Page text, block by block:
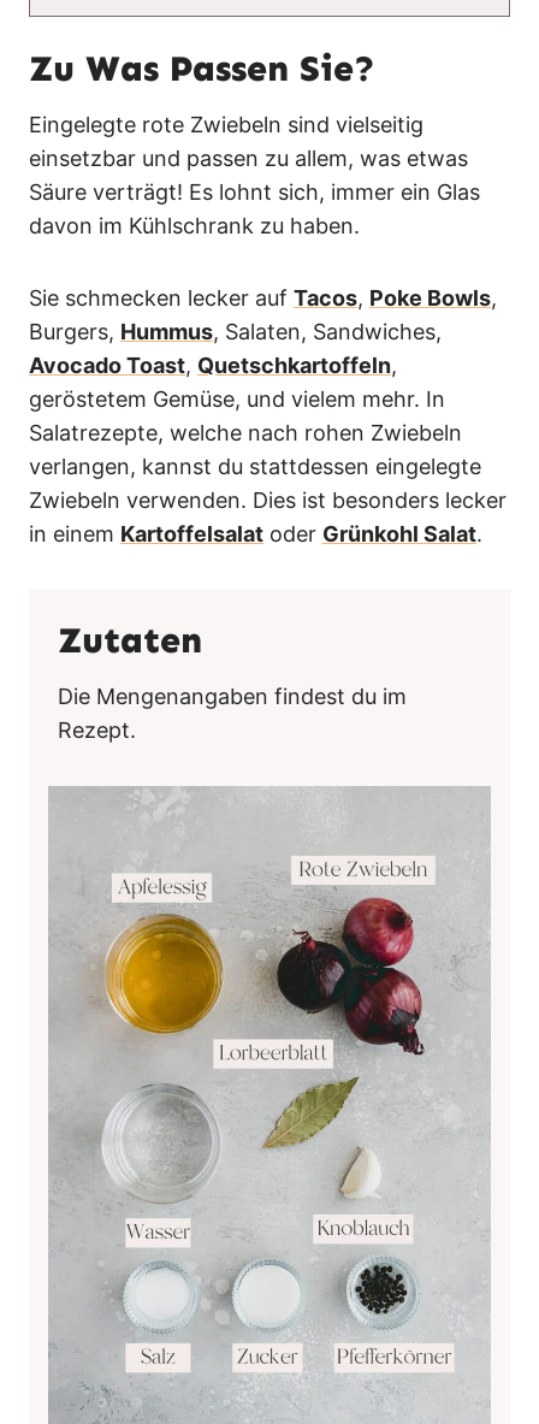
Zu Was Passen Sie?
Eingelegte rote Zwiebeln sind vielseitig
einsetzbar und passen zu allem, was etwas
Säure verträgt! Es lohnt sich, immer ein Glas
davon im Kühlschrank zu haben.
Sie schmecken lecker auf Tacos, Poke Bowls,
Burgers, Hummus, Salaten, Sandwiches,
Avocado Toast, Quetschkartoffeln,
geröstetem Gemüse, und vielem mehr. In
Salatrezepte, welche nach rohen Zwiebeln
verlangen, kannst du stattdessen eingelegte
Zwiebeln verwenden. Dies ist besonders lecker
in einem Kartoffelsalat oder Grünkohl Salat.
Zutaten
Die Mengenangaben findest du im
Rezept.